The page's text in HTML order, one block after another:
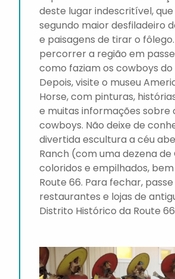
deste lugar indescritível,
segundo maior desfiladeiro
e paisagens de tirar o
percorrer a região em
como faziam os cowboys
Depois, visite o museu
Horse, com pinturas,
e muitas informações sobre
cowboys. Não deixe de
divertida escultura a céu
Ranch (com uma dezena de
coloridos e empilhados,
Route 66. Para fechar,
restaurantes e lojas de
Distrito Histórico da Route